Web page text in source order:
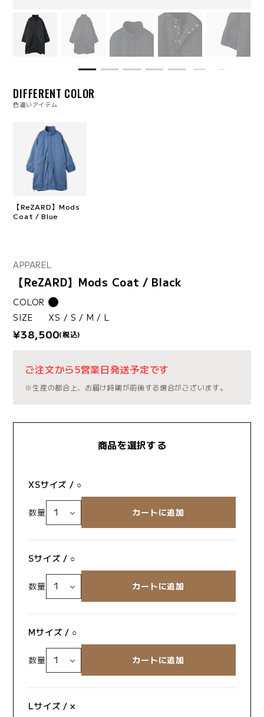
DIFFERENT COLOR
色違いアイテム
【ReZARD】Mods
Coat / Blue
APPAREL
【ReZARD】Mods Coat / Black
COLOR
SIZE
XS / S / M / L
¥38,500(税込)
ご注文から5営業日発送予定です
※生産の都合上、お届け時期が前後する場合がございます。
商品を選択する
XSサイズ / ○
数量
Sサイズ / ○
数量
Mサイズ / ○
数量
Lサイズ / ×